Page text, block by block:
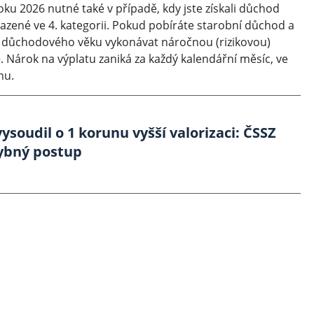
2026 nutné také v případě, kdy jste získali důchod
ve 4. kategorii. Pokud pobíráte starobní důchod a
věku vykonávat náročnou (rizikovou)
na výplatu zaniká za každý kalendářní měsíc, ve
o 1 korunu vyšší valorizaci: ČSSZ
postup